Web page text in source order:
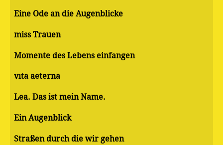
Eine Ode an die Augenblicke
miss Trauen
Momente des Lebens einfangen
vita aeterna
Lea. Das ist mein Name.
Ein Augenblick
Straßen durch die wir gehen